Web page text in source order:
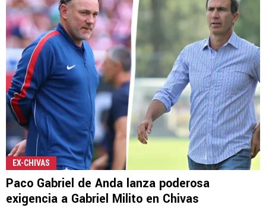
EX-CHIVAS
Paco Gabriel de Anda lanza poderosa
exigencia a Gabriel Milito en Chivas